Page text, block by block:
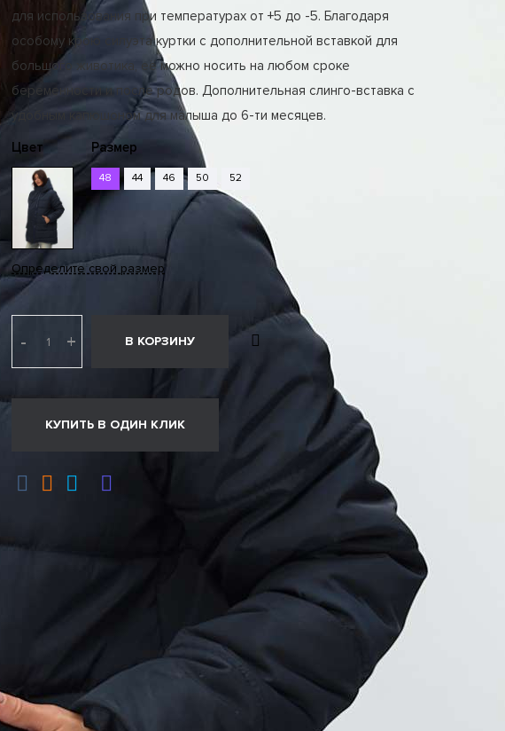
для использования при температурах от +5 до -5. Благодаря
особому крою силуэта куртки с дополнительной вставкой для
большого животика, её можно носить на любом сроке
беременности и после родов. Дополнительная слинго-вставка с
удобным капюшоном для малыша до 6-ти месяцев.
Цвет
Размер
48 44 46 50 52
Определите свой размер
- + В КОРЗИНУ
КУПИТЬ В ОДИН КЛИК